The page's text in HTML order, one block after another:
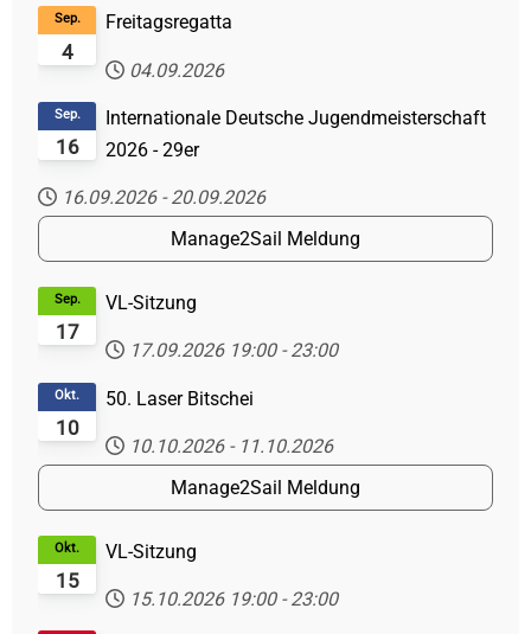
4
Sep. Freitagsregatta
04.09.2026
16
Sep.
Internationale Deutsche Jugendmeisterschaft
2026 - 29er
16.09.2026 - 20.09.2026
Manage2Sail Meldung
17
Sep. VL-Sitzung
17.09.2026 19:00 - 23:00
10
Okt. 50. Laser Bitschei
10.10.2026 - 11.10.2026
Manage2Sail Meldung
15
Okt. VL-Sitzung
15.10.2026 19:00 - 23:00